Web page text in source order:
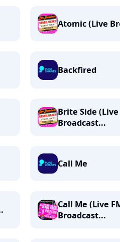
Atomic (Live
Backfired
Brite Side (Live
Broadcast...
Call Me
Call Me (Live
Broadcast...